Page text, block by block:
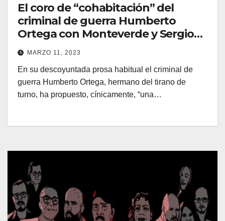
El coro de “cohabitación” del
criminal de guerra Humberto
Ortega con Monteverde y Sergio
Ramírez Mercado [o cómo se
construyen las traiciones]
MARZO 11, 2023
En su descoyuntada prosa habitual el criminal de
guerra Humberto Ortega, hermano del tirano de
turno, ha propuesto, cínicamente, “una…